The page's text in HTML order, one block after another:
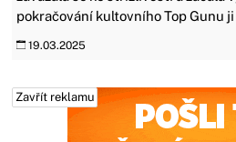
pokračování kultovního Top Gunu
19.03.2025
Zavřít reklamu